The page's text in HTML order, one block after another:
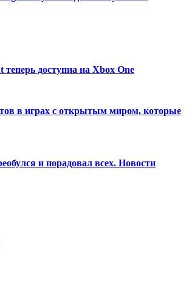
доступна на Xbox One
в играх с открытым миром, которые
и порадовал всех. Новости